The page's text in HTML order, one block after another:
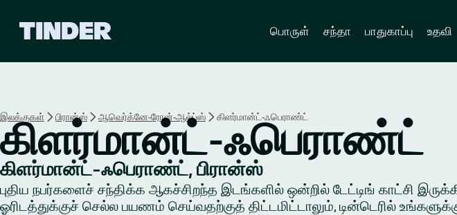
பொருள் சந்தா பாதுகாப்பு உதவி
இலக்குகள் பிரான்ஸ் ஆவெர்க்னே-ரோன்-ஆல்ப்ஸ் கிளர்மான்ட்-ஃபெராண்ட்
கிளர்மான்ட்-ஃபெராண்ட்
கிளர்மான்ட்-ஃபெராண்ட், பிரான்ஸ்
புதிய நபர்களைச் சந்திக்க ஆகச்சிறந்த இடங்களில் ஒன்றில் டேட்டிங் காட்சி
ஓரிடத்துக்குச் செல்ல பயணம் செய்வதற்குத் திட்டமிட்டாலும், டின்டெரில்